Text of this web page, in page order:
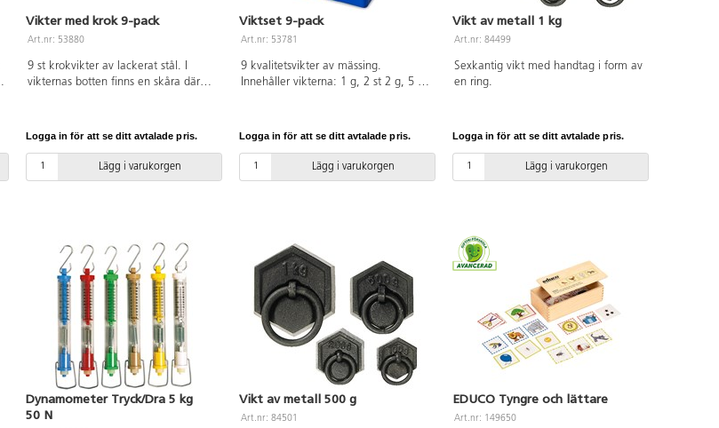
Vikter med krok 9-pack
Art.nr: 53880
9 st krokvikter av lackerat stål. I
vikternas botten finns en skåra där
graderad, 10 g, 2 st 20 g, 50 g,
Levereras i plastblock för smart
förvaring.
Logga in för att se ditt avtalade pris.
Lägg i varukorgen
Viktset 9-pack
Art.nr: 53781
9 kvalitetsvikter av mässing.
Innehåller vikterna: 1 g, 2 st 2 g, 5 g,
avgjutna hål för vikterna.
Logga in för att se ditt avtalade pris.
Lägg i varukorgen
Vikt av metall 1 kg
Art.nr: 84499
Sexkantig vikt med handtag i form av
en ring.
Logga in för att se ditt avtalade pris.
Lägg i varukorgen
Dynamometer Tryck/Dra 5 kg
50 N
Vikt av metall 500 g
Art.nr: 84501
EDUCO Tyngre och lättare
Art.nr: 149650